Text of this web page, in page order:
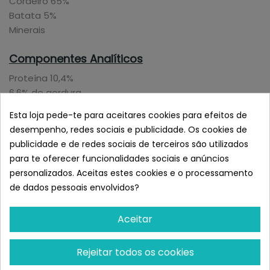
Batata 5%
Minerais
Componentes Analíticos
Proteína 10,4%
6,6% de gordura
Umidade 75%
Aditivos Nutricionais Por 1 Kg:
Vitamina D3 200 UI
Vitamina E
15 mg de zinco como monohidrato de sulfato de zinco
monohidrato
0,75 mg de iodo como iodato de cálcio
Esta loja pede-te para aceitares cookies para efeitos de
desempenho, redes sociais e publicidade. Os cookies de
publicidade e de redes sociais de terceiros são utilizados
para te oferecer funcionalidades sociais e anúncios
personalizados. Aceitas estes cookies e o processamento
de dados pessoais envolvidos?
Aceitar
Rejeitar todos os cookies